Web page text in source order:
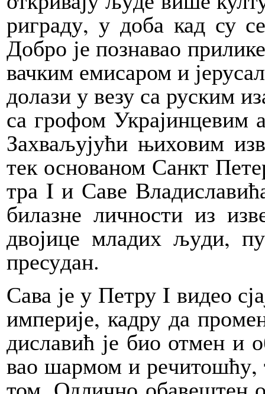
ри­гра­ду, у до­ба кад су
До­бро је по­зна­вао
вач­ким еми­са­ром и
до­ла­зи у ве­зу са ру­ским
са гро­фом Укра­јин­це­вим
За­хва­љу­ју­ћи њи­хо­вим
тек осно­ва­ном Санкт
тра I и Са­ве
би­ла­зне лич­но­сти из
дво­ји­це мла­дих љу­ди,
пре­су­дан.
Са­ва је у Пе­тру I ви­део
им­пе­ри­је, ка­дру да
ди­сла­вић је био от­мен и
вао шар­мом и ре­чи­то­шћу,